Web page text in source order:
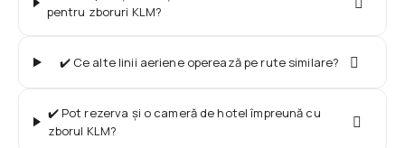
pentru zboruri KLM?
✔️ Ce alte linii aeriene operează pe rute similare?
✔️ Pot rezerva și o cameră de hotel împreună cu
zborul KLM?